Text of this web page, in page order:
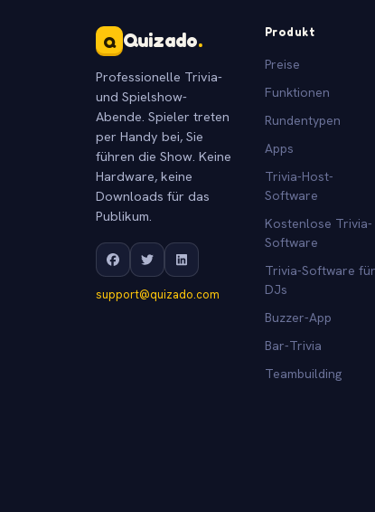
Q Quizado.
Professionelle Trivia-
und Spielshow-
Abende. Spieler treten
per Handy bei, Sie
führen die Show. Keine
Hardware, keine
Downloads für das
Publikum.
support@quizado.com
Produkt
Preise
Funktionen
Rundentypen
Apps
Trivia-Host-
Software
Kostenlose Trivia-
Software
Trivia-Software für
DJs
Buzzer-App
Bar-Trivia
Teambuilding